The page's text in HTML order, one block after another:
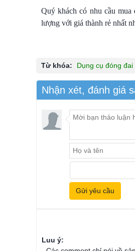
Quý khách có nhu cầu mua
lượng với giá thành rẻ nhất
Từ khóa: Dụng cụ đóng
Nhận xét, đánh giá
Luu ý: